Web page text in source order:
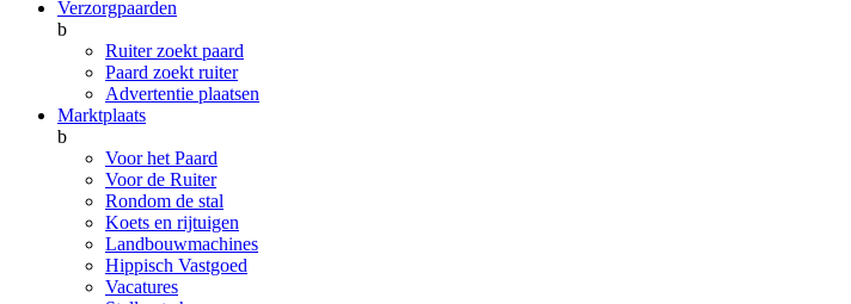
Verzorgpaarden
b
Ruiter zoekt paard
Paard zoekt ruiter
Advertentie plaatsen
Marktplaats
b
Voor het Paard
Voor de Ruiter
Rondom de stal
Koets en rijtuigen
Landbouwmachines
Hippisch Vastgoed
Vacatures